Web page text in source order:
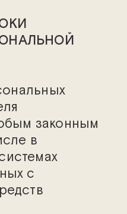
законным
в
с